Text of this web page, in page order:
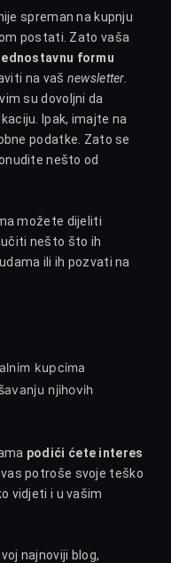
spreman na kupnju
postati. Zato vaša
formu
na vaš newsletter.
su dovoljni da
Ipak, imajte na
podatke. Zato se
nešto od
možete dijeliti
nešto što ih
ili ih pozvati na
kupcima
njihovih
podići ćete interes
potroše svoje teško
vidjeti i u vašim
najnoviji blog,